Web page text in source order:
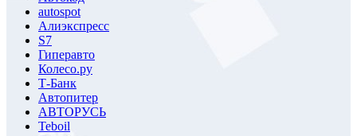
autospot
Алиэкспресс
S7
Гиперавто
Колесо.ру
Т-Банк
Автопитер
АВТОРУСЬ
Teboil